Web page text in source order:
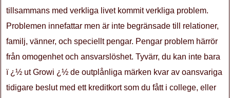
tillsammans med verkliga livet kommit verkliga problem.
Problemen innefattar men är inte begränsade till relationer,
familj, vänner, och speciellt pengar. Pengar problem härrör
från omogenhet och ansvarslöshet. Tyvärr, du kan inte bara
ï ¿½ ut Growi ¿½ de outplånliga märken kvar av oansvariga
tidigare beslut med ett kreditkort som du fått i college, eller